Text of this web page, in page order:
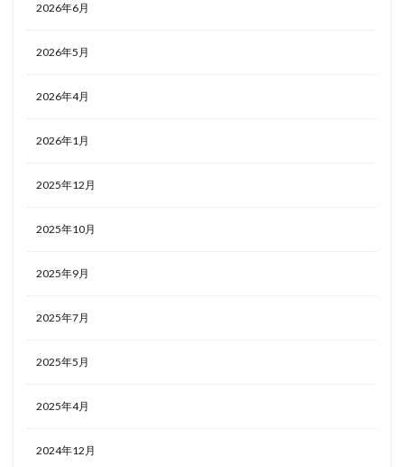
2026年6月
2026年5月
2026年4月
2026年1月
2025年12月
2025年10月
2025年9月
2025年7月
2025年5月
2025年4月
2024年12月